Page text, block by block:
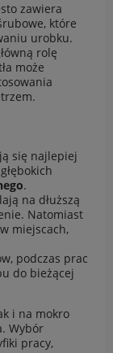
zawiera
które
urobku.
rolę
może
się najlepiej
.
na dłuższą
Natomiast
miejscach,
podczas prac
do bieżącej
i na mokro
Wybór
pracy,